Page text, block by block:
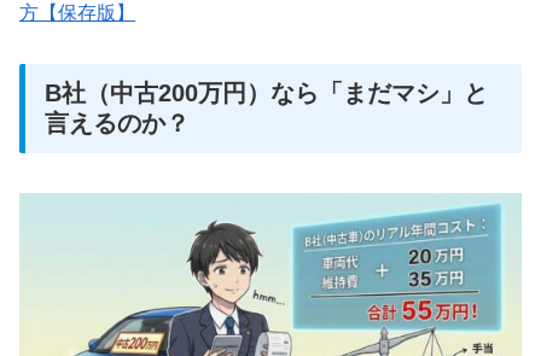
方【保存版】
B社（中古200万円）なら「まだマシ」と
言えるのか？